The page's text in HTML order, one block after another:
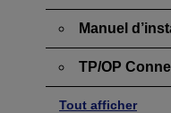
Manuel
TP/OP
Tout afficher